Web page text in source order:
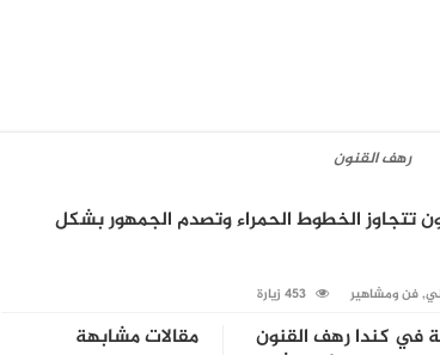
رهف القنون
الخطوط الحمراء وتصدم الجمهور بشكل
,فن ومشاهير 453 زيارة
مقالات مشابهة
في كندا ​رهف القنون​